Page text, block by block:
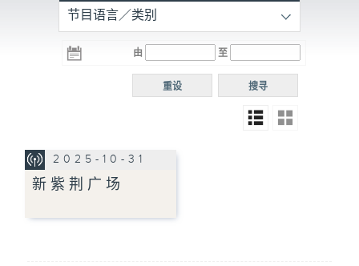
R3
电台 电台
R5
电台
普通
节目语言／类别
由 至
搜寻
重设
2025-10-31
新紫荆广场